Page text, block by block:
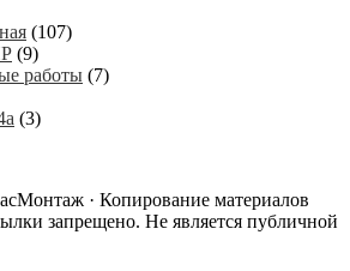
(107)
(9)
работы (7)
(3)
· Копирование материалов
запрещено. Не является публичной